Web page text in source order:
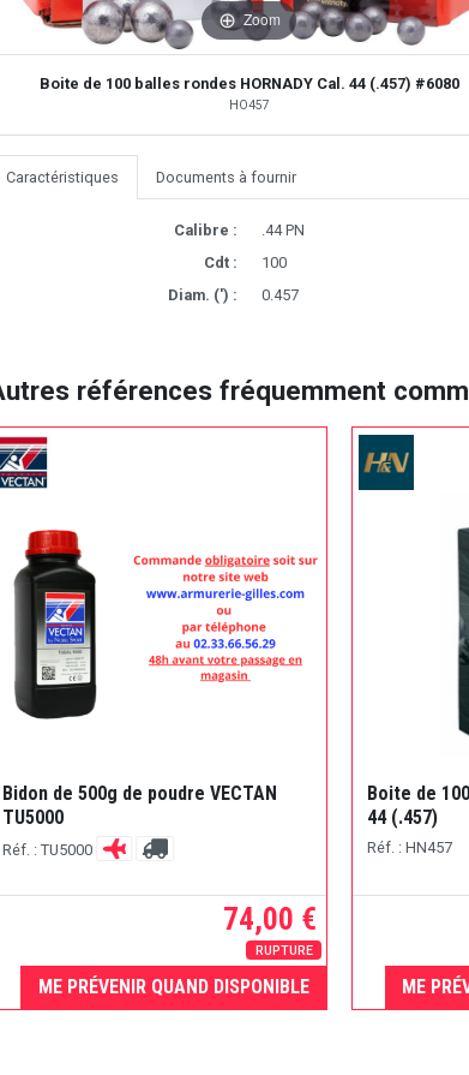
Zoom
Boite de 100 balles rondes HORNADY Cal. 44 (.457) #6080
HO457
Caractéristiques Documents à fournir
Calibre :
.44 PN
Cdt :
100
Diam. (') :
0.457
références fréquemment
Bidon de 500g de poudre VECTAN
TU5000
Réf. : TU5000
74,00 €
RUPTURE
ME PRÉVENIR QUAND DISPONIBLE
Boite de
44 (.457)
Réf. : HN457
ME